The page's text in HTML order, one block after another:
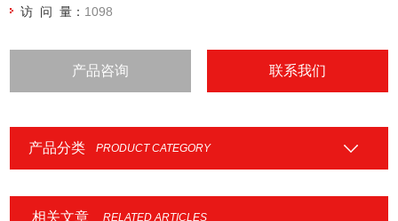
访 问 量： 1098
产品咨询 联系我们
产品分类 PRODUCT CATEGORY
相关文章 RELATED ARTICLES